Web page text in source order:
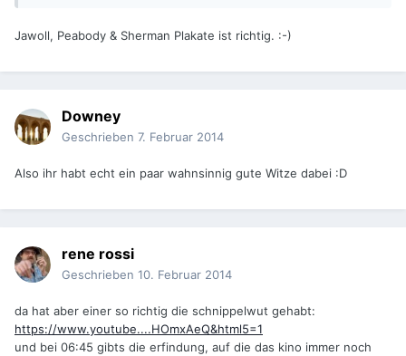
Jawoll, Peabody & Sherman Plakate ist richtig. :-)
Downey
Geschrieben 7. Februar 2014
Also ihr habt echt ein paar wahnsinnig gute Witze dabei :D
rene rossi
Geschrieben 10. Februar 2014
da hat aber einer so richtig die schnippelwut gehabt:
https://www.youtube....HOmxAeQ&html5=1
und bei 06:45 gibts die erfindung, auf die das kino immer noch